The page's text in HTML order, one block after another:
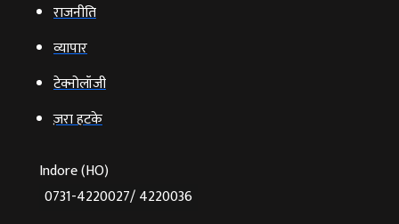
राजनीति
व्‍यापार
टेक्‍नोलॉजी
ज़रा हटके
Indore (HO)
0731-4220027/ 4220036